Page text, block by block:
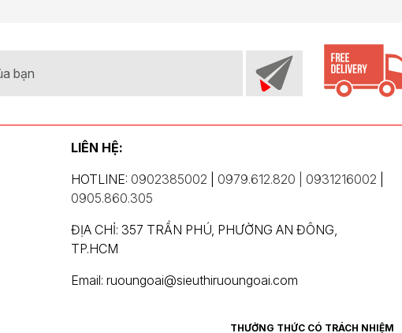
LIÊN HỆ:
HOTLINE: 0902385002 0979.612.820 | 0931216002
0905.860.305
ĐỊA CHỈ: 357 TRẦN PHÚ, PHƯỜNG AN ĐÔNG,
TP.HCM
Email: ruoungoai@sieuthiruoungoai.com
THƯỞNG THỨC CÓ TRÁCH NHIỆM